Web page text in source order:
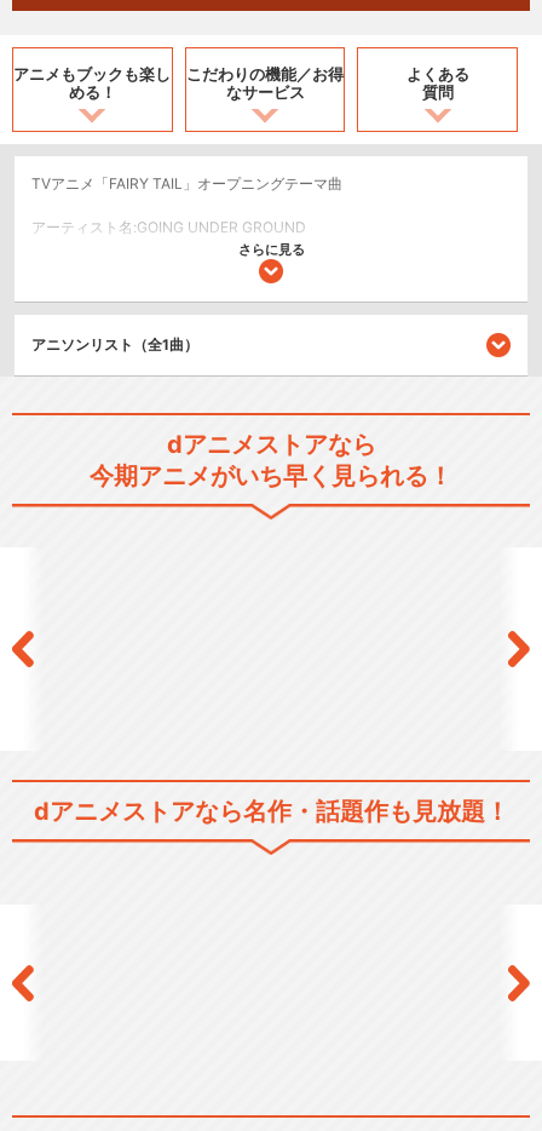
アニメもブックも楽し
める！
こだわりの機能／お得
なサービス
よくある
質問
TVアニメ「FAIRY TAIL」オープニングテーマ曲
アーティスト名:GOING UNDER GROUND
作詞・作曲:河野丈洋／編曲:GOING UNDER GROUND
©ポニーキャニオン、アクアミュージックプロダクツ
関連のアニソン
FAIRY TAIL 第1話～第48話
さらに見る
アニソンリスト（全1曲）
dアニメストアなら
今期アニメがいち早く見られる！
dアニメストアなら名作・話題作も見放題！